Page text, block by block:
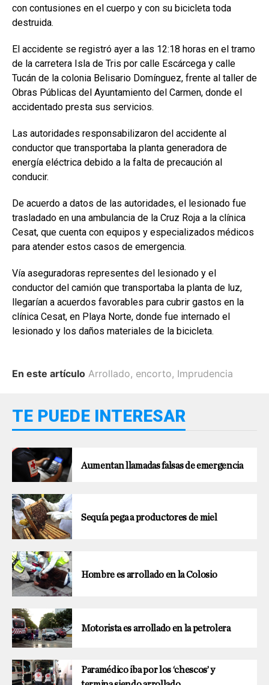
con contusiones en el cuerpo y con su bicicleta toda
destruida.
El accidente se registró ayer a las 12:18 horas en el tramo
de la carretera Isla de Tris por calle Escárcega y calle
Tucán de la colonia Belisario Domínguez, frente al taller de
Obras Públicas del Ayuntamiento del Carmen, donde el
accidentado presta sus servicios.
Las autoridades responsabilizaron del accidente al
conductor que transportaba la planta generadora de
energía eléctrica debido a la falta de precaución al
conducir.
De acuerdo a datos de las autoridades, el lesionado fue
trasladado en una ambulancia de la Cruz Roja a la clínica
Cesat, que cuenta con equipos y especializados médicos
para atender estos casos de emergencia.
Vía aseguradoras representes del lesionado y el
conductor del camión que transportaba la planta de luz,
llegarían a acuerdos favorables para cubrir gastos en la
clínica Cesat, en Playa Norte, donde fue internado el
lesionado y los daños materiales de la bicicleta.
En este artículo Arrollado, encorto, Imprudencia
TE PUEDE INTERESAR
Aumentan llamadas falsas de emergencia
Sequía pega a productores de miel
Hombre es arrollado en la Colosio
Motorista es arrollado en la petrolera
Paramédico iba por los ‘chescos’ y